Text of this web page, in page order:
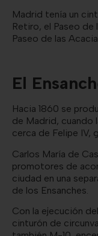
Madrid tenía un
Retiro, el Paseo
Paseo de las
El
Hacia 1860 se
de Madrid, cuando
cerca de Felipe IV,
Carlos María de
promotores de
ciudad en una
de los Ensanches.
Con la ejecución
cinturón de